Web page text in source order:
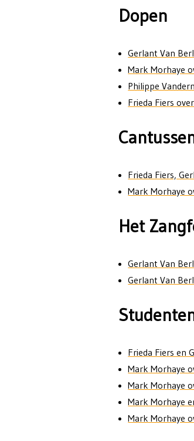
Dopen
Gerlant Van
Mark Morhaye
Philippe
Frieda Fiers
Frieda Fiers,
Mark Morhaye
Het
Gerlant Van
Gerlant Van
Frieda Fiers en
Mark Morhaye
Mark Morhaye
Mark Morhaye
Mark Morhaye